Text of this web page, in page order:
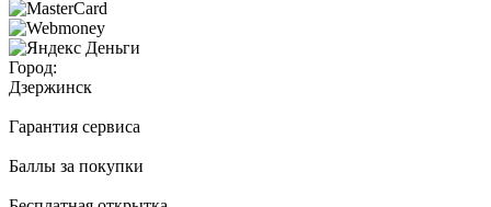
Город:
Дзержинск
Гарантия сервиса
Баллы за покупки